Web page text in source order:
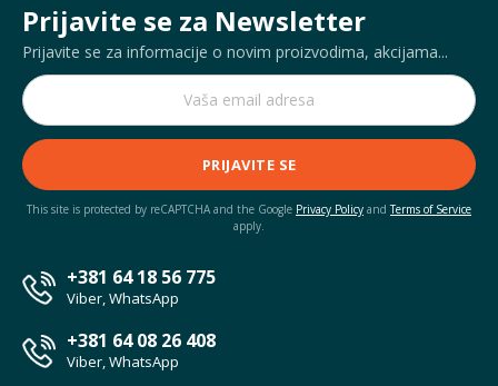
Prijavite se za Newsletter
Prijavite se za informacije o novim proizvodima, akcijama...
PRIJAVITE SE
This site is protected by reCAPTCHA and the Google Privacy Policy andTerms of Service
apply.
+381 64 18 56 775
Viber, WhatsApp
+381 64 08 26 408
Viber, WhatsApp